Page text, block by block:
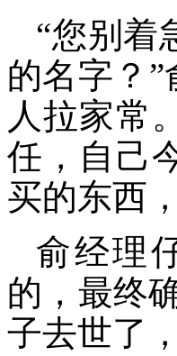
“您别着
的名字 ？ ”
人拉家常
任 ， 自己
买的东西 ，
俞经理
的 ，最终
子去世了